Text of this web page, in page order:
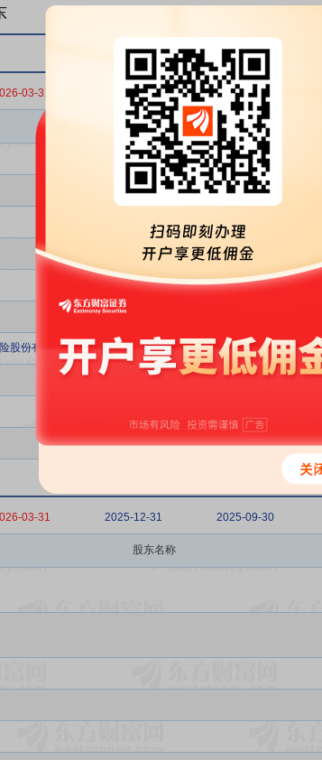
03-31 2025-12-31 2025-09-30
股东名称
股份有限公司-万能险-国寿股份委托国寿安保红利增长股票组合单
03-31 2025-12-31 2025-09-30
股东名称